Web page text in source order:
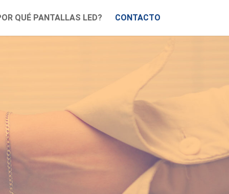
QUÉ PANTALLAS LED? CONTACTO